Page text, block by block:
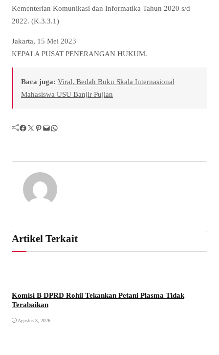
Kementerian Komunikasi dan Informatika Tahun 2020 s/d
2022. (K.3.3.1)
Jakarta, 15 Mei 2023
KEPALA PUSAT PENERANGAN HUKUM.
Baca juga: Viral, Bedah Buku Skala Internasional
Mahasiswa USU Banjir Pujian
Facebook Twitter Pinterest Mail WhatsApp
Artikel Terkait
Komisi B DPRD Rohil Tekankan Petani Plasma Tidak
Terabaikan
Agustus 3, 2026